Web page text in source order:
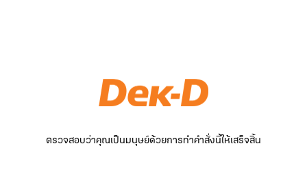
ตรวจสอบว่าคุณเป็นมนุษย์ด้วยการทำคำสั่งนี้ให้เสร็จสิ้น